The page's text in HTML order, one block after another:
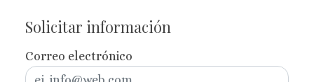
Solicitar información
Correo electrónico